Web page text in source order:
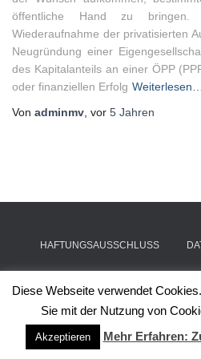
öffentliche Hand zu
Wiederaufnahme der privatisierten
Neugründung einer
des Kapitalanteils an einer ÖPP
oder finanziellen Erfolg Weiterlesen…
Von adminmv , vor 5 Jahren
HAFTUNGSAUSSCHLUSS
Hestia | Entwickelt
Diese Webseite verwendet
Sie mit der Nutzung von
Akzeptieren Mehr Erfahren: